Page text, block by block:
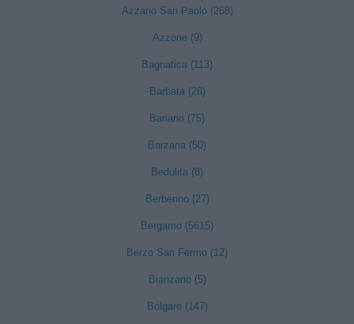
Azzano San Paolo (268)
Azzone (9)
Bagnatica (113)
Barbata (28)
Bariano (75)
Barzana (50)
Bedulita (8)
Berbenno (27)
Bergamo (5615)
Berzo San Fermo (12)
Bianzano (5)
Bolgare (147)